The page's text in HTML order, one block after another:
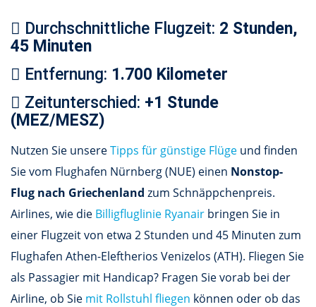
Durchschnittliche Flugzeit: 2 Stunden,
45 Minuten
Entfernung: 1.700 Kilometer
Zeitunterschied: +1 Stunde
(MEZ/MESZ)
Nutzen Sie unsereTipps für günstige Flüge und finden
Sie vom Flughafen Nürnberg (NUE) einen Nonstop-
Flug nach Griechenland zum Schnäppchenpreis.
Airlines, wie die Billigfluglinie Ryanair bringen Sie in
einer Flugzeit von etwa 2 Stunden und 45 Minuten zum
Flughafen Athen-Eleftherios Venizelos (ATH). Fliegen Sie
als Passagier mit Handicap? Fragen Sie vorab bei der
Airline, ob Sie mit Rollstuhl fliegen können oder ob das